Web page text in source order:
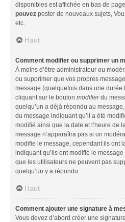
disponibles est affichée en bas de
pouvez poster de nouveaux sujets,
etc.
Haut
Comment modifier ou supprimer un
À moins d’être administrateur ou
ou supprimer que vos propres
message (quelquefois dans une
cliquant sur le bouton modifierdu
quelqu’un a déjà répondu au
du message indiquant qu’il a été
modifié ainsi que la date et l’heure de
message n’apparaîtra pas si un
modifie le message, cependant ils ont
indiquant qu’ils ont modifié le
que les utilisateurs ne peuvent pas
quelqu’un y a répondu.
Haut
Comment ajouter une signature à
Vous devez d’abord créer une